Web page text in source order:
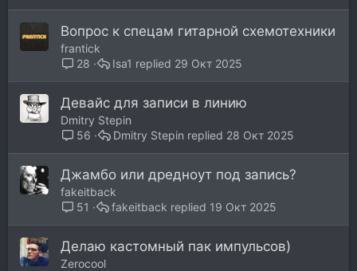
Вопрос к спецам гитарной схемотехники
frantick
28
29 Окт 2025
Isa1
Девайс для записи в линию
Dmitry Stepin
56
28 Окт 2025
Dmitry Stepin
Джамбо или дредноут под запись?
fakeitback
51
19 Окт 2025
fakeitback
Делаю кастомный пак импульсов)
Zerocool